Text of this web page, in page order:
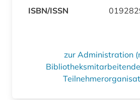
ISBN/ISSN
zur Administration